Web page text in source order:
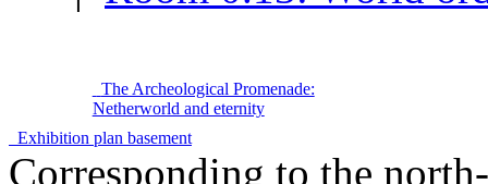
The Archeological Promenade:
Netherworld and eternity
Exhibition plan basement
Corresponding to the